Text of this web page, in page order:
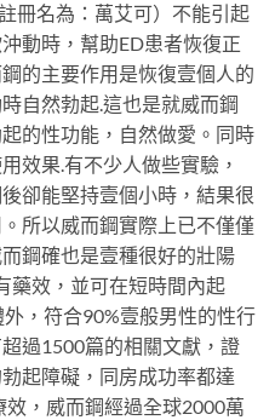
冊名為：萬艾可）不能引起
動時，幫助ED患者恢復正
的主要作用是恢復壹個人的
自然勃起.這也是就威而鋼
的性功能，自然做愛。同時
效果.有不少人做些實驗，
卻能堅持壹個小時，結果很
所以威而鋼實際上已不僅僅
鋼確也是壹種很好的壯陽
藥效，並可在短時間內起
，符合90%壹般男性的性行
過1500篇的相關文獻，證
起障礙，同房成功率都達
，威而鋼經過全球2000萬